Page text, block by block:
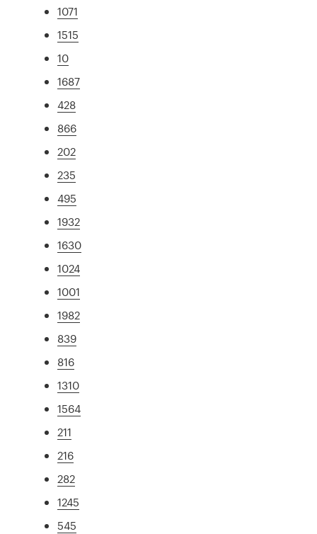
1071
1515
10
1687
428
866
202
235
495
1932
1630
1024
1001
1982
839
816
1310
1564
211
216
282
1245
545